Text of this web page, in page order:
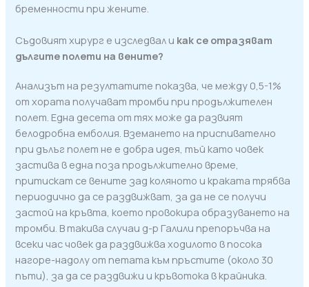
бременности при жените.
Съдовият хирург е изследвал и как се отразяват
дългите полети на вените?
Анализът на резултатите показва, че между 0,5-1%
от хората получават тромби при продължителен
полет. Една десета от тях може да развият
белодробна емболия. Вземането на приспивателно
при дълъг полет не е добра идея, тъй като човек
застива в една поза продължително време,
притискат се вените зад коляното и краката трябва
периодично да се раздвижват, за да не се получи
застой на кръвта, което провокира образуването на
тромби. В такива случаи д-р Галили препоръчва на
всеки час човек да раздвижва ходилото в посока
нагоре-надолу от петата към пръстите (около 30
пъти), за да се раздвижи и кръвотока в крайника.